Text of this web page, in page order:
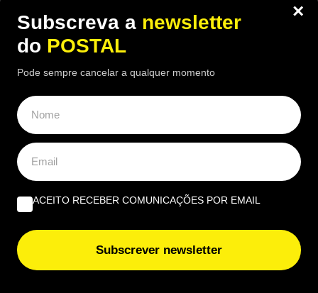
Mulher divorcia-se e recebe 45 mil
euros do ex-marido por 15 anos de
trabalho doméstico: tribunal teve
‘palavra final’
Após o divórcio, tribunal reconheceu o valor
×
Subscreva a newsletter
do POSTAL
Pode sempre cancelar a qualquer momento
ACEITO RECEBER COMUNICAÇÕES POR EMAIL
Subscrever newsletter